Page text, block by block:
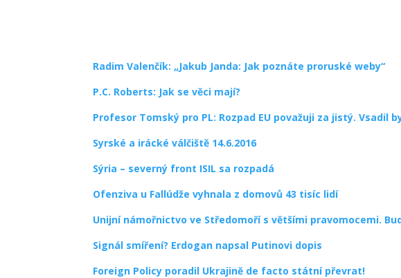
Radim Valenčík: „Jakub Janda: Jak poznáte proruské weby“
P.C. Roberts: Jak se věci mají?
Profesor Tomský pro PL: Rozpad EU považuji za jistý.
Syrské a irácké válčiště 14.6.2016
Sýria – severný front ISIL sa rozpadá
Ofenziva u Fallúdže vyhnala z domovů 43 tisíc lidí
Unijní námořnictvo ve Středomoří s většími pravomocemi.
Signál smíření? Erdogan napsal Putinovi dopis
Foreign Policy poradil Ukrajině de facto státní převrat!